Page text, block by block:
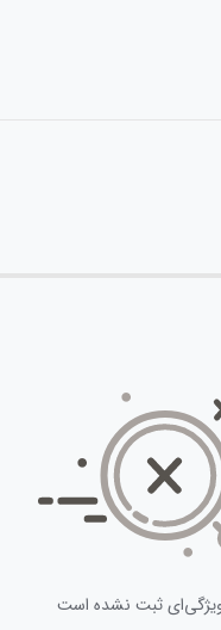
ویژگی‌ای ثبت نشده است